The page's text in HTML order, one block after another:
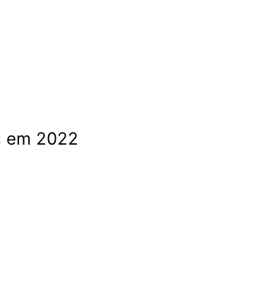
em 2022